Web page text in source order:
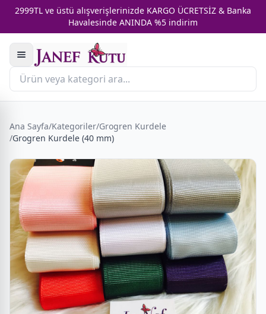
2999TL ve üstü alışverişlerinizde KARGO ÜCRETSİZ & Banka
Havalesinde ANINDA %5 indirim
Ana Sayfa/Kategoriler/Grogren Kurdele
/Grogren Kurdele (40 mm)